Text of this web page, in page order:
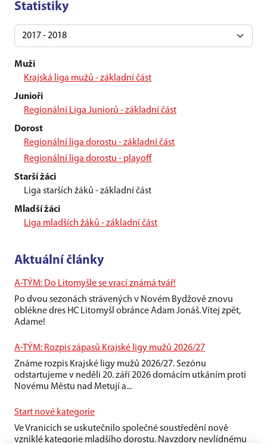
Statistiky
Muži
Krajská liga mužů - základní část
Junioři
Regionální Liga Juniorů - základní část
Dorost
Regionální liga dorostu - základní část
Regionální liga dorostu - playoff
Starší žáci
Liga starších žáků - základní část
Mladší žáci
Liga mladších žáků - základní část
Aktuální články
A-TÝM: Do Litomyšle se vrací známá tvář!
Po dvou sezonách strávených v Novém Bydžově znovu
oblékne dres HC Litomyšl obránce Adam Jonáš. Vítej zpět,
Adame!
A-TÝM: Rozpis zápasů Krajské ligy mužů 2026/27
Známe rozpis Krajské ligy mužů 2026/27. Sezónu
odstartujeme v neděli 20. září 2026 domácím utkáním proti
Novému Městu nad Metují a...
Start nové kategorie
Ve Vranicích se uskutečnilo společné soustředění nově
vzniklé kategorie mladšího dorostu. Navzdory nevlídnému